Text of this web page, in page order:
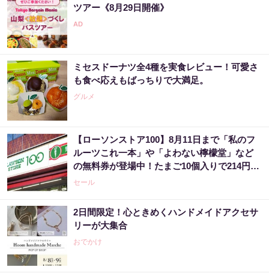
ツアー《8月29日開催》
ミセスドーナツ全4種を実食レビュー！可愛さ
も食べ応えもばっちりで大満足。
グルメ
【ローソンストア100】8月11日まで「私のフ
ルーツこれ一本」や「よわない檸檬堂」など
の無料券が登場中！たまご10個入りで214円な
どのお得企画も見逃せない。
セール
2日間限定！心ときめくハンドメイドアクセサ
リーが大集合
おでかけ